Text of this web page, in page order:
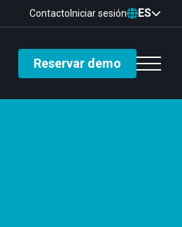
Contacto Iniciar sesión ES
Reservar demo